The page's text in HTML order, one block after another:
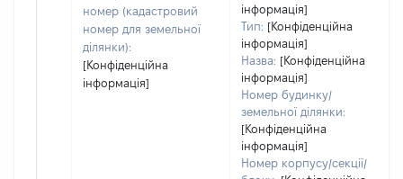
номер (кадастровий
номер для земельної
ділянки):
[Конфіденційна
інформація]
інформація]
Тип: [Конфіденційна
інформація]
Назва: [Конфіденційна
інформація]
Номер будинку/
земельної ділянки:
[Конфіденційна
інформація]
Номер корпусу/секції/